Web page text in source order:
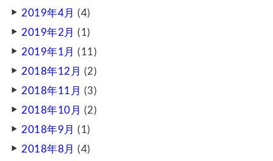
2019年4月 (4)
2019年2月 (1)
2019年1月 (11)
2018年12月 (2)
2018年11月 (3)
2018年10月 (2)
2018年9月 (1)
2018年8月 (4)